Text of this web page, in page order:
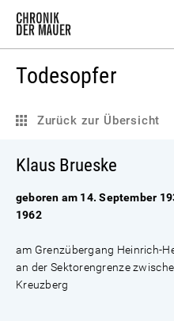
Todesopfer
Zurück zur Übersicht
Klaus Brueske
geboren am 14. September
1962
am Grenzübergang Heinrich-
an der Sektorengrenze
Kreuzberg